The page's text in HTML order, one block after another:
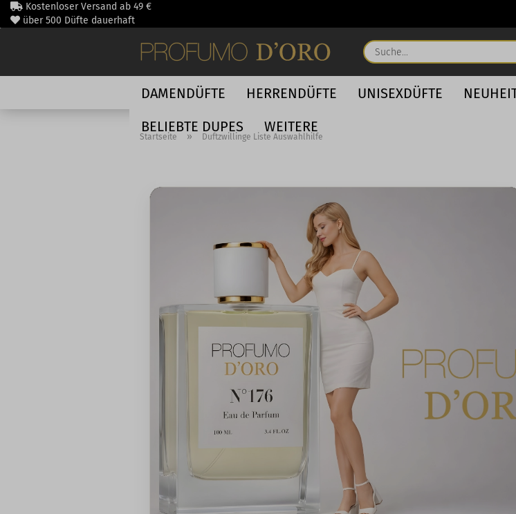
Direkt
zum
Kostenloser Versand ab 49 €
über 500 Düfte dauerhaft
DAMENDÜFTE HERRENDÜFTE UNISEXDÜFTE
BELIEBTE DUPES
WEITERE
Startseite » Duftzwillinge Liste Auswahlhilfe